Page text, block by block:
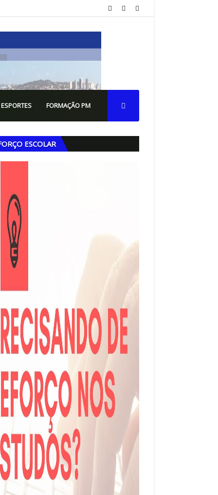
FORMAÇÃO PM
ESCOLAR